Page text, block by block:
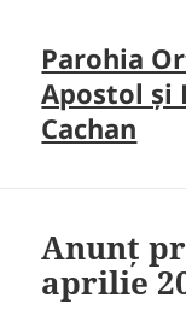
Parohia
Apostol și
Cachan
Anunț
aprilie